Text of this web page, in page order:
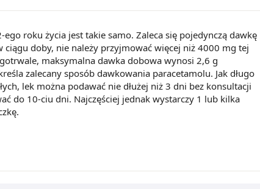
roku życia jest takie samo. Zaleca się pojedynczą dawkę
doby, nie należy przyjmować więcej niż 4000 mg tej
maksymalna dawka dobowa wynosi 2,6 g
zalecany sposób dawkowania paracetamolu. Jak długo
lek można podawać nie dłużej niż 3 dni bez konsultacji
do 10-ciu dni. Najczęściej jednak wystarczy 1 lub kilka